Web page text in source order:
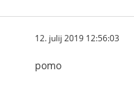
12. julij 2019 12:56:03
pomo